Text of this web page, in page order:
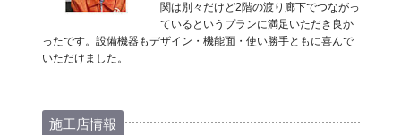
関は別々だけど2階の渡り廊下でつながっ
ているというプランに満足いただき良か
ったです。設備機器もデザイン・機能面・使い勝手ともに喜んで
いただけました。
施工店情報